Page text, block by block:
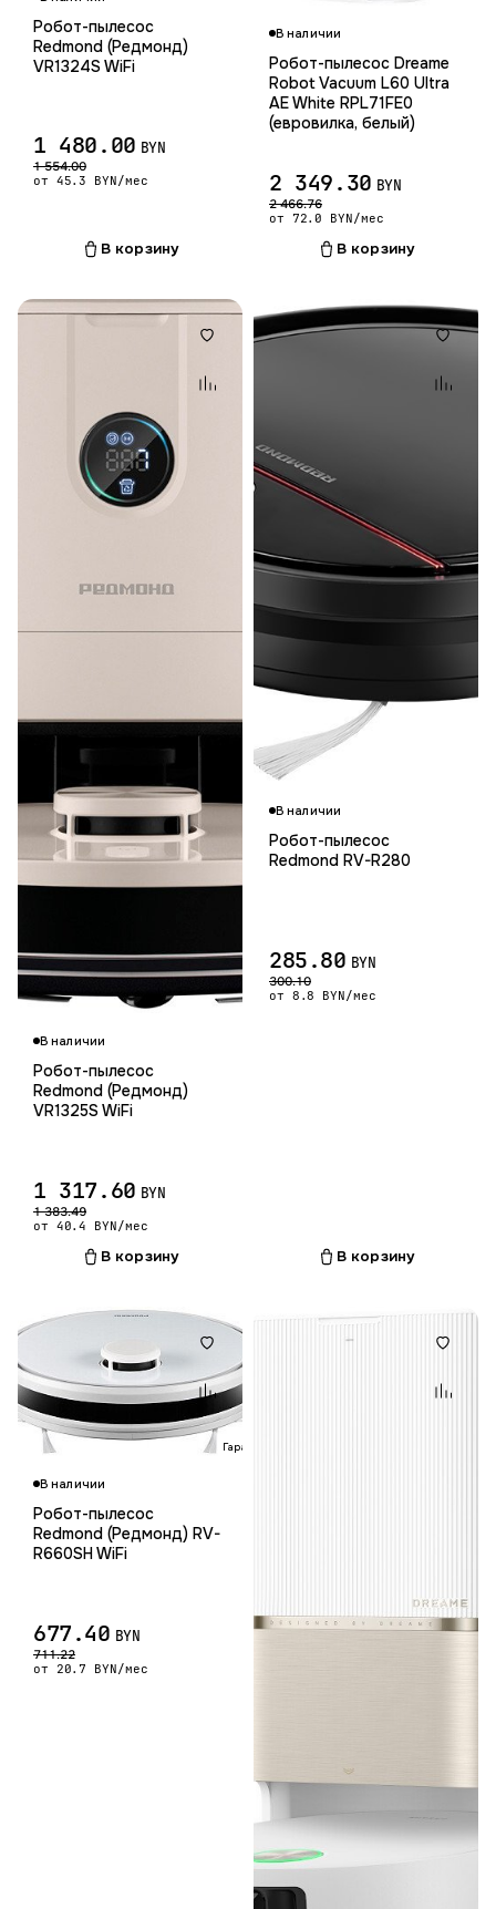
Робот-пылесос
Redmond (Редмонд)
VR1324S WiFi
1 480.00 BYN
1 554.00
от 45.3 BYN/мес
В корзину
В наличии
Робот-пылесос Dreame
Robot Vacuum L60 Ultra
AE White RPL71FE0
(евровилка, белый)
2 349.30 BYN
2 466.76
от 72.0 BYN/мес
В корзину
В наличии
Робот-пылесос
Redmond (Редмонд)
VR1325S WiFi
1 317.60 BYN
1 383.49
от 40.4 BYN/мес
В корзину
В наличии
Робот-пылесос
Redmond RV-R280
285.80 BYN
300.10
от 8.8 BYN/мес
В корзину
Гарантия 12 мес.
В наличии
Робот-пылесос
Redmond (Редмонд) RV-
R660SH WiFi
677.40 BYN
711.22
от 20.7 BYN/мес